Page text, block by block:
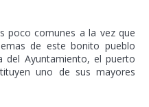
poco comunes a la vez que
de este bonito pueblo
del Ayuntamiento, el puerto
uno de sus mayores